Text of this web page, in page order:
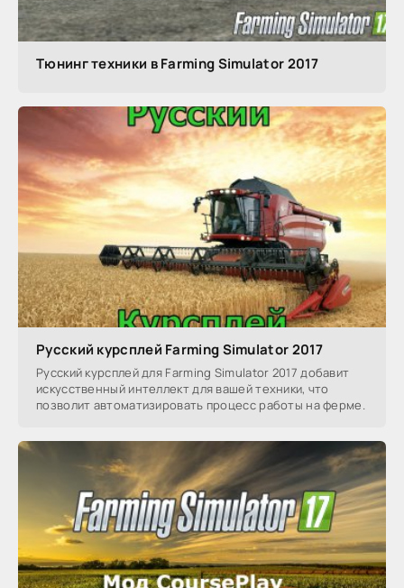
Тюнинг техники в Farming Simulator 2017
Русский курсплей Farming Simulator 2017
Русский курсплей для Farming Simulator 2017 добавит
искусственный интеллект для вашей техники, что
позволит автоматизировать процесс работы на ферме.